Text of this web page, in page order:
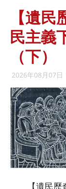
【遺
民主義
（下）
2026年08月07日
【遺民歷奇